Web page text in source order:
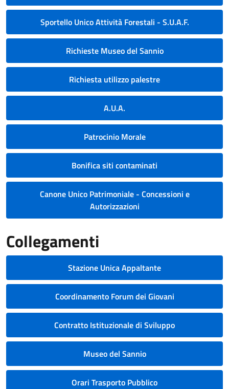
Sportello Unico Attività Forestali - S.U.A.F.
Richieste Museo del Sannio
Richiesta utilizzo palestre
A.U.A.
Patrocinio Morale
Bonifica siti contaminati
Canone Unico Patrimoniale - Concessioni e
Autorizzazioni
Collegamenti
Stazione Unica Appaltante
Coordinamento Forum dei Giovani
Contratto Istituzionale di Sviluppo
Museo del Sannio
Orari Trasporto Pubblico